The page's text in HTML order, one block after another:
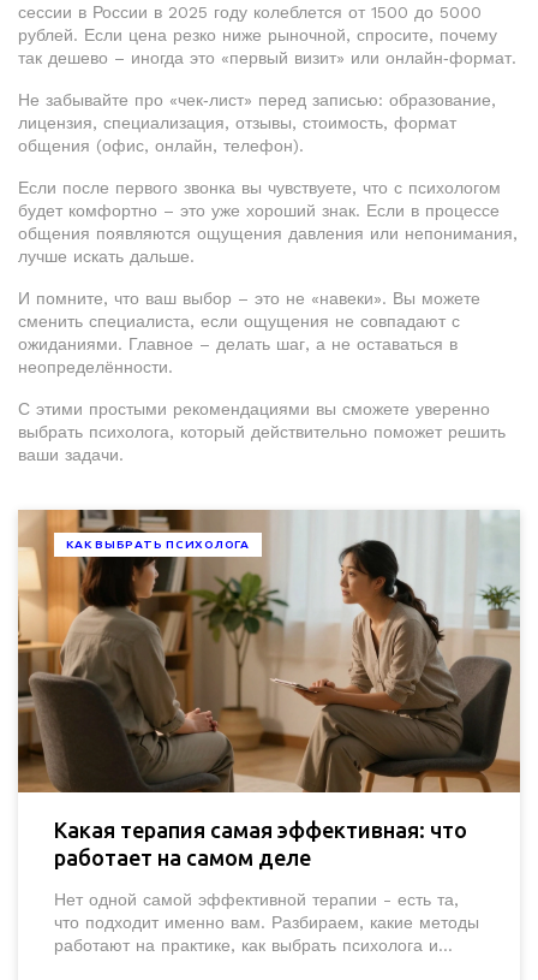
сессии в России в 2025 году колеблется от 1500 до 5000
рублей. Если цена резко ниже рыночной, спросите, почему
так дешево – иногда это «первый визит» или онлайн‑формат.
Не забывайте про «чек‑лист» перед записью: образование,
лицензия, специализация, отзывы, стоимость, формат
общения (офис, онлайн, телефон).
Если после первого звонка вы чувствуете, что с психологом
будет комфортно – это уже хороший знак. Если в процессе
общения появляются ощущения давления или непонимания,
лучше искать дальше.
И помните, что ваш выбор – это не «навеки». Вы можете
сменить специалиста, если ощущения не совпадают с
ожиданиями. Главное – делать шаг, а не оставаться в
неопределённости.
С этими простыми рекомендациями вы сможете уверенно
выбрать психолога, который действительно поможет решить
ваши задачи.
КАК ВЫБРАТЬ ПСИХОЛОГА
Какая терапия самая эффективная: что
работает на самом деле
Нет одной самой эффективной терапии - есть та,
что подходит именно вам. Разбираем, какие методы
работают на практике, как выбрать психолога и